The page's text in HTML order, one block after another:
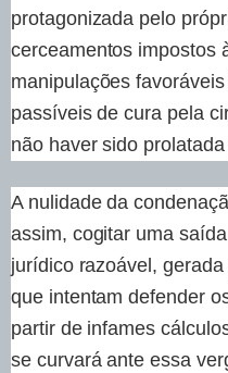
protagonizada pelo
cerceamentos impostos
manipulações
passíveis de cura pela
não haver sido
A nulidade da
assim, cogitar uma
jurídico razoável,
que intentam defender
partir de infames
se curvará ante essa